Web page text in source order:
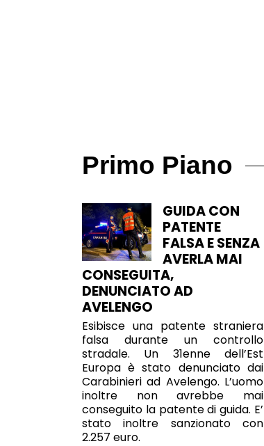
Primo Piano
GUIDA CON
PATENTE
FALSA E SENZA
AVERLA MAI
CONSEGUITA,
DENUNCIATO AD
AVELENGO
Esibisce una patente straniera
falsa durante un controllo
stradale. Un 31enne dell’Est
Europa è stato denunciato dai
Carabinieri ad Avelengo. L’uomo
inoltre non avrebbe mai
conseguito la patente di guida. E’
stato inoltre sanzionato con
2.257 euro.